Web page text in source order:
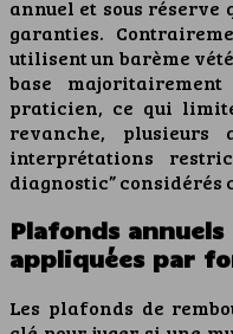
annuel et sous réserve
garanties.
utilisent un barème
base
praticien, ce qui
revanche, plusieurs
interprétations
diagnostic” considérés
Plafonds
appliquées par
Les plafonds de